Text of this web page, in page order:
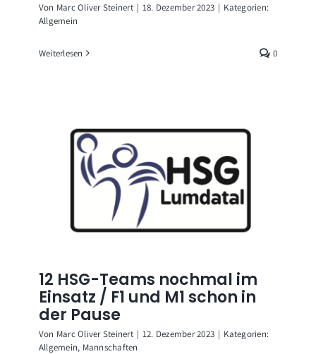
Von Marc Oliver Steinert | 18. Dezember 2023 | Kategorien:
Allgemein
Weiterlesen 0
12 HSG-Teams nochmal im
Einsatz / F1 und M1 schon in
der Pause
Von Marc Oliver Steinert | 12. Dezember 2023 | Kategorien:
Allgemein, Mannschaften